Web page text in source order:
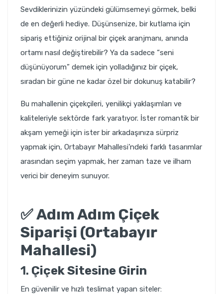
Sevdiklerinizin yüzündeki gülümsemeyi görmek, belki
de en değerli hediye. Düşünsenize, bir kutlama için
sipariş ettiğiniz orijinal bir çiçek aranjmanı, anında
ortamı nasıl değiştirebilir? Ya da sadece “seni
düşünüyorum” demek için yolladığınız bir çiçek,
sıradan bir güne ne kadar özel bir dokunuş katabilir?
Bu mahallenin çiçekçileri, yenilikçi yaklaşımları ve
kaliteleriyle sektörde fark yaratıyor. İster romantik bir
akşam yemeği için ister bir arkadaşınıza sürpriz
yapmak için, Ortabayır Mahallesi’ndeki farklı tasarımlar
arasından seçim yapmak, her zaman taze ve ilham
verici bir deneyim sunuyor.
✅Adım Adım Çiçek
Siparişi (Ortabayır
Mahallesi)
1. Çiçek Sitesine Girin
En güvenilir ve hızlı teslimat yapan siteler: